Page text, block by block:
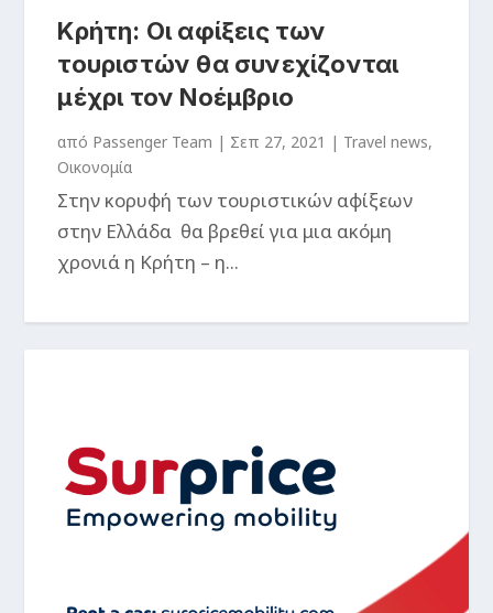
Κρήτη: Οι αφίξεις των
τουριστών θα συνεχίζονται
μέχρι τον Νοέμβριο
από Passenger Team | Σεπ 27, 2021 | Travel news,
Οικονομία
Στην κορυφή των τουριστικών αφίξεων
στην Ελλάδα θα βρεθεί για μια ακόμη
χρονιά η Κρήτη – η...